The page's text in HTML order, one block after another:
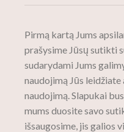
Pirmą kartą Jums
prašysime Jūsų sutikti
sudarydami Jums
naudojimą Jūs
naudojimą. Slapukai
mums duosite savo
išsaugosime, jis galios